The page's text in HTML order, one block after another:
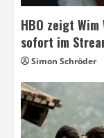
HBO zeigt
sofort im
Simon Schröder